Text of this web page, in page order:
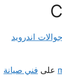
اندرويد
على فني صيانة